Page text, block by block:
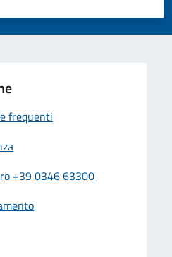
su 5
5
frequenti
+39 0346 63300